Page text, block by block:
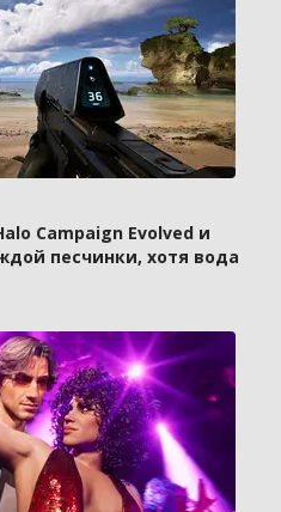
Campaign Evolved и
песчинки, хотя вода